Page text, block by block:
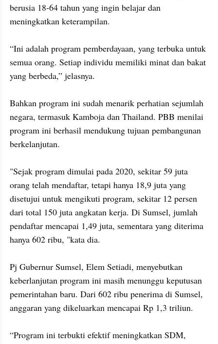
berusia 18-64 tahun yang ingin belajar dan
meningkatkan keterampilan.
“Ini adalah program pemberdayaan, yang terbuka untuk
semua orang. Setiap individu memiliki minat dan bakat
yang berbeda,” jelasnya.
Bahkan program ini sudah menarik perhatian sejumlah
negara, termasuk Kamboja dan Thailand. PBB menilai
program ini berhasil mendukung tujuan pembangunan
berkelanjutan.
"Sejak program dimulai pada 2020, sekitar 59 juta
orang telah mendaftar, tetapi hanya 18,9 juta yang
disetujui untuk mengikuti program, sekitar 12 persen
dari total 150 juta angkatan kerja. Di Sumsel, jumlah
pendaftar mencapai 1,49 juta, sementara yang diterima
hanya 602 ribu, "kata dia.
Pj Gubernur Sumsel, Elem Setiadi, menyebutkan
keberlanjutan program ini masih menunggu keputusan
pemerintahan baru. Dari 602 ribu penerima di Sumsel,
anggaran yang dikeluarkan mencapai Rp 1,3 triliun.
“Program ini terbukti efektif meningkatkan SDM,